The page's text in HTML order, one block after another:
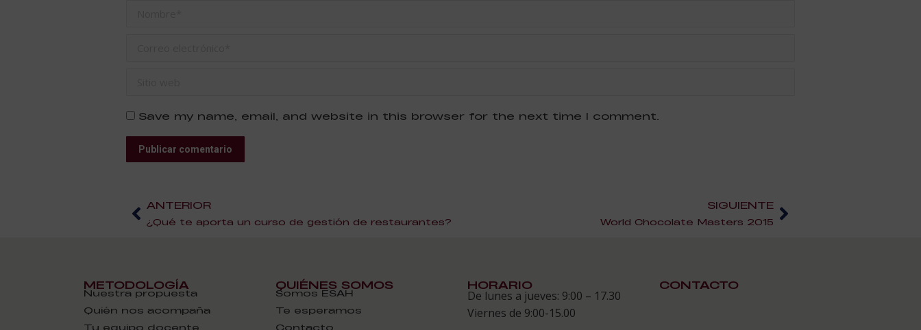
Save my name, email, and website in this browser for the next time I comment.
Publicar comentario
ANTERIOR
¿Qué te aporta un curso de gestión de restaurantes?
SIGUIENTE
World Chocolate Masters 2015
METODOLOGÍA
Nuestra propuesta
Quién nos acompaña
Tu equipo docente
QUIÉNES SOMOS
Somos ESAH
Te esperamos
Contacto
HORARIO
De lunes a jueves: 9:00 – 17.30
Viernes de 9:00-15.00
CONTACTO